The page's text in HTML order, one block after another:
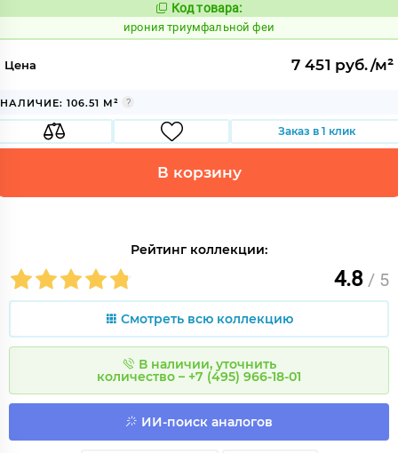
Код:
1106863
Код товара:
ирония триумфальной феи
Цена 7 451 руб./м²
НАЛИЧИЕ: 106.51 М²
Заказ в 1 клик
В корзину
Рейтинг коллекции:
4.8 / 5
Смотреть всю коллекцию
В наличии, уточнить
количество – +7 (495) 966-18-01
ИИ-поиск аналогов